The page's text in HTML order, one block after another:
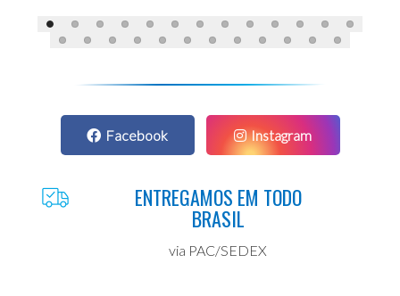
Facebook Instagram
ENTREGAMOS EM TODO
BRASIL
via PAC/SEDEX